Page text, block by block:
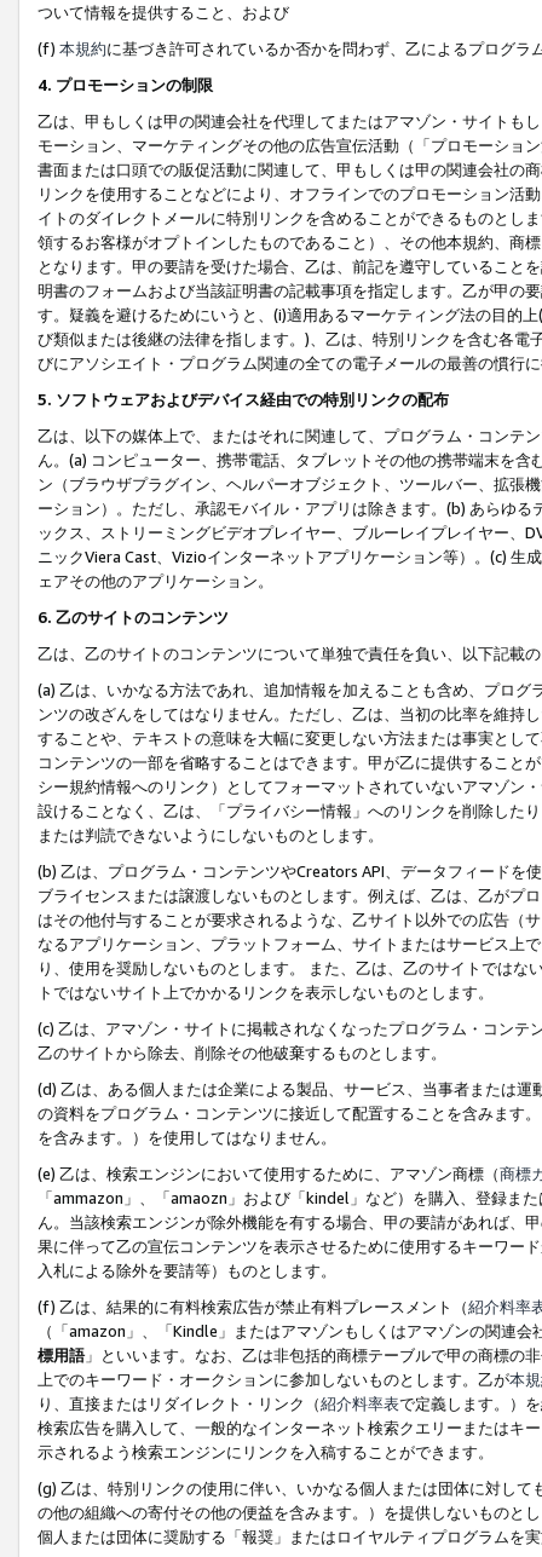
ついて情報を提供すること、および
(f) 本規約に基づき許可されているか否かを問わず、乙によるプログ
4. プロモーションの制限
乙は、甲もしくは甲の関連会社を代理してまたはアマゾン・サイトも
モーション、マーケティングその他の広告宣伝活動（「プロモーショ
書面または口頭での販促活動に関連して、甲もしくは甲の関連会社の
リンクを使用することなどにより、オフラインでのプロモーション活
イトのダイレクトメールに特別リンクを含めることができるものとし
領するお客様がオプトインしたものであること）、その他本規約、商
となります。甲の要請を受けた場合、乙は、前記を遵守していること
明書のフォームおよび当該証明書の記載事項を指定します。乙が甲の
す。疑義を避けるためにいうと、(i)適用あるマーケティング法の目的
び類似または後継の法律を指します。)、乙は、特別リンクを含む各
びにアソシエイト・プログラム関連の全ての電子メールの最善の慣行
5. ソフトウェアおよびデバイス経由での特別リンクの配布
乙は、以下の媒体上で、またはそれに関連して、プログラム・コンテ
ん。(a) コンピューター、携帯電話、タブレットその他の携帯端末を
ン（ブラウザプラグイン、ヘルパーオブジェクト、ツールバー、拡張
ーション）。ただし、承認モバイル・アプリは除きます。(b) あらゆ
ックス、ストリーミングビデオプレイヤー、ブルーレイプレイヤー、
ニックViera Cast、Vizioインターネットアプリケーション等）。(c)
ェアその他のアプリケーション。
6. 乙のサイトのコンテンツ
乙は、乙のサイトのコンテンツについて単独で責任を負い、以下記載
(a) 乙は、いかなる方法であれ、追加情報を加えることも含め、プロ
ンツの改ざんをしてはなりません。ただし、乙は、当初の比率を維持
することや、テキストの意味を大幅に変更しない方法または事実とし
コンテンツの一部を省略することはできます。甲が乙に提供すること
シー規約情報へのリンク）としてフォーマットされていないアマゾン
設けることなく、乙は、「プライバシー情報」へのリンクを削除した
または判読できないようにしないものとします。
(b) 乙は、プログラム・コンテンツやCreators API、データフィード
ブライセンスまたは譲渡しないものとします。例えば、乙は、乙がプ
はその他付与することが要求されるような、乙サイト以外での広告（
なるアプリケーション、プラットフォーム、サイトまたはサービス上
り、使用を奨励しないものとします。 また、乙は、乙のサイトでは
トではないサイト上でかかるリンクを表示しないものとします。
(c) 乙は、アマゾン・サイトに掲載されなくなったプログラム・コン
乙のサイトから除去、削除その他破棄するものとします。
(d) 乙は、ある個人または企業による製品、サービス、当事者または
の資料をプログラム・コンテンツに接近して配置することを含みます
を含みます。）を使用してはなりません。
(e) 乙は、検索エンジンにおいて使用するために、アマゾン商標（商標
「ammazon」、「amaozn」および「kindel」など）を購入、登録ま
ん。当該検索エンジンが除外機能を有する場合、甲の要請があれば、
果に伴って乙の宣伝コンテンツを表示させるために使用するキーワー
入札による除外を要請等）ものとします。
(f) 乙は、結果的に有料検索広告が禁止有料プレースメント（紹介料率
（「amazon」、「Kindle」またはアマゾンもしくはアマゾンの関連
標用語」といいます。なお、乙は非包括的商標テーブルで甲の商標の
上でのキーワード・オークションに参加しないものとします。乙が本
り、直接またはリダイレクト・リンク（紹介料率表で定義します。）
検索広告を購入して、一般的なインターネット検索クエリーまたはキ
示されるよう検索エンジンにリンクを入稿することができます。
(g) 乙は、特別リンクの使用に伴い、いかなる個人または団体に対し
の他の組織への寄付その他の便益を含みます。）を提供しないものと
個人または団体に奨励する「報奨」またはロイヤルティプログラムを